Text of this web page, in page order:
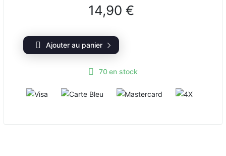
14,90 €
Ajouter au panier
70en stock
4